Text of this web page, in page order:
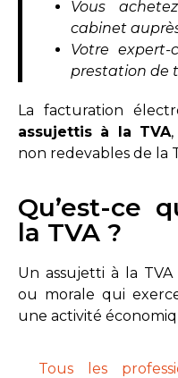
Vous
cabinet
Votre
prestation de
La facturation
assujettis à la TVA
non redevables de la
Qu’est-ce
la TVA ?
Un assujetti à la
ou morale qui
une activité
Tous les